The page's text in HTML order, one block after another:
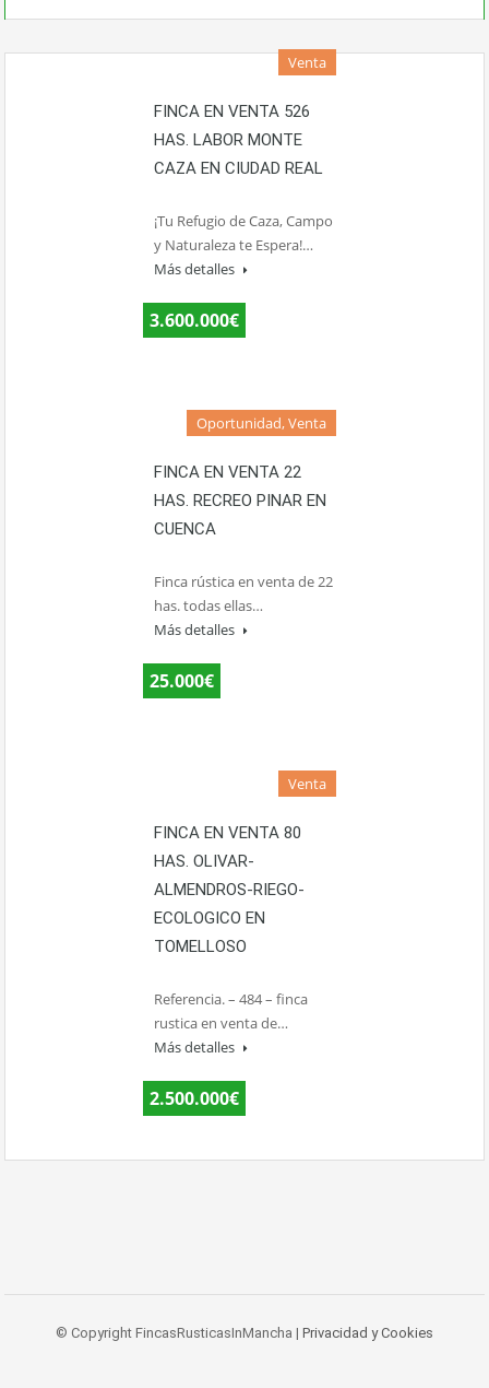
Venta
FINCA EN VENTA 526
HAS. LABOR MONTE
CAZA EN CIUDAD REAL
¡Tu Refugio de Caza, Campo
y Naturaleza te Espera!…
Más detalles
3.600.000€
Oportunidad, Venta
FINCA EN VENTA 22
HAS. RECREO PINAR EN
CUENCA
Finca rústica en venta de 22
has. todas ellas…
Más detalles
25.000€
Venta
FINCA EN VENTA 80
HAS. OLIVAR-
ALMENDROS-RIEGO-
ECOLOGICO EN
TOMELLOSO
Referencia. – 484 – finca
rustica en venta de…
Más detalles
2.500.000€
© Copyright FincasRusticasInMancha | Privacidad y Cookies